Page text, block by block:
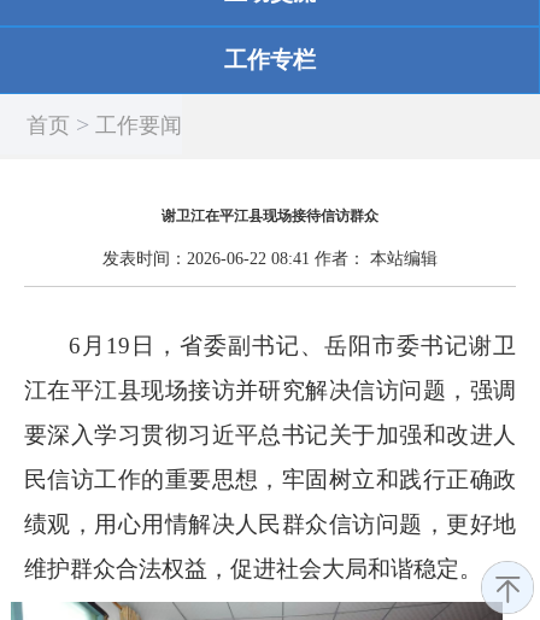
工作专栏
首页 > 工作要闻
谢卫江在平江县现场接待信访群众
发表时间： 2026-06-22 08:41 作者： 本站编辑
6月19日，省委副书记、岳阳市委书记谢卫
江在平江县现场接访并研究解决信访问题，强调
要深入学习贯彻习近平总书记关于加强和改进人
民信访工作的重要思想，牢固树立和践行正确政
绩观，用心用情解决人民群众信访问题，更好地
维护群众合法权益，促进社会大局和谐稳定。